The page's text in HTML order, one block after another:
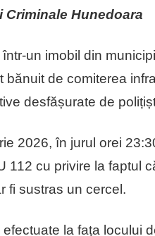
Hunedoara
un imobil din
bănuit de comiterea
desfășurate de
2026, în jurul orei
112 cu privire la faptul
fi sustras un cercel.
la fața locului